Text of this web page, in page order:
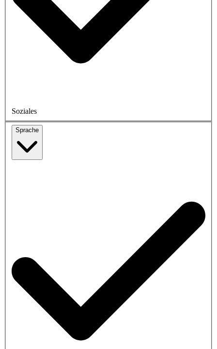
Soziales
Sprache